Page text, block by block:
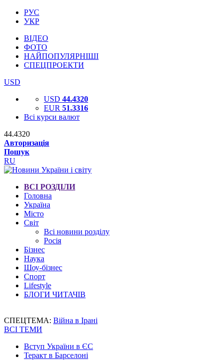
РУС
УКР
ВІДЕО
ФОТО
НАЙПОПУЛЯРНІШІ
СПЕЦПРОЕКТИ
USD
USD 44.4320
EUR 51.3316
Всі курси валют
44.4320
Авторизація
Пошук
RU
ВСІ РОЗДІЛИ
Головна
Україна
Місто
Світ
Всі новини розділу
Росія
Бізнес
Наука
Шоу-бізнес
Спорт
Lifestyle
БЛОГИ ЧИТАЧІВ
СПЕЦТЕМА: Війна в Ірані
ВСІ ТЕМИ
Вступ України в ЄС
Теракт в Барселоні